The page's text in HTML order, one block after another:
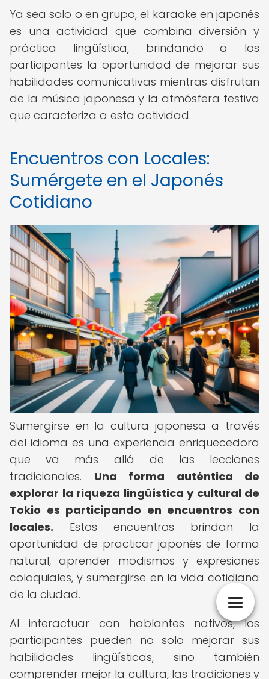
Ya sea solo o en grupo, el karaoke en japonés
es una actividad que combina diversión y
práctica lingüística, brindando a los
participantes la oportunidad de mejorar sus
habilidades comunicativas mientras disfrutan
de la música japonesa y la atmósfera festiva
que caracteriza a esta actividad.
Encuentros con Locales:
Sumérgete en el Japonés
Cotidiano
Sumergirse en la cultura japonesa a través
del idioma es una experiencia enriquecedora
que va más allá de las lecciones
tradicionales. Una forma auténtica de
explorar la riqueza lingüística y cultural de
Tokio es participando en encuentros con
locales. Estos encuentros brindan la
oportunidad de practicar japonés de forma
natural, aprender modismos y expresiones
coloquiales, y sumergirse en la vida cotidiana
de la ciudad.
Al interactuar con hablantes nativos, los
participantes pueden no solo mejorar sus
habilidades lingüísticas, sino también
comprender mejor la cultura, las tradiciones y